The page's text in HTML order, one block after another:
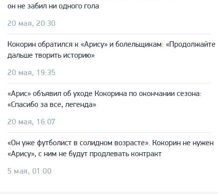
он не забил ни одного гола
20 мая, 20:30
Кокорин обратился к «Арису» и болельщикам: «Продолжайте
дальше творить историю»
20 мая, 19:35
«Арис» объявил об уходе Кокорина по окончании сезона:
«Спасибо за все, легенда»
20 мая, 16:07
«Он уже футболист в солидном возрасте». Кокорин не нужен
«Арису», с ним не будут продлевать контракт
5 мая, 01:00